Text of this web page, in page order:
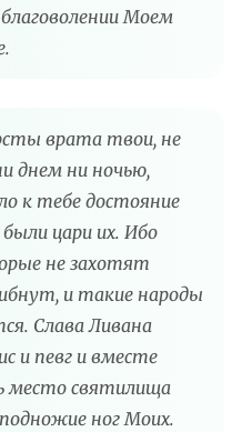
Моем
врата твои, не
днем ни ночью,
к тебе достояние
цари их. Ибо
не захотят
и такие народы
Слава Ливана
и певг и вместе
место святилища
ног Моих.